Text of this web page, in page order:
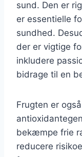
sund. Den er
er essentielle
sundhed.
der er vigtige
inkludere
bidrage til en
Frugten er
bekæmpe frie
reducere